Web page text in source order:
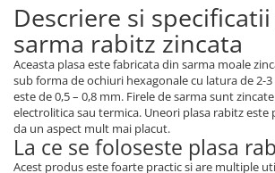
Ciocane electro-pneumatice
Fierastrau circular
Fierastrau electric
Fierastrau pendular vertical
Ferastraie stationare
Polizor unghiular
Telemetru
Descriere si
sarma rabitz zincata
Aceasta plasa este fabricata din sarma moale
sub forma de ochiuri hexagonale cu latura de 2-
este de 0,5 – 0,8 mm. Firele de sarma sunt
electrolitica sau termica. Uneori plasa rabitz este
da un aspect mult mai placut.
La ce se foloseste plasa
Acest produs este foarte practic si are multiple